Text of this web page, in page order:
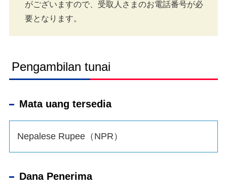
がございますので、受取人さまのお電話番号が必
要となります。
Pengambilan tunai
Mata uang tersedia
Nepalese Rupee（NPR）
Dana Penerima